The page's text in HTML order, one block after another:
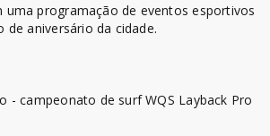
uma programação de eventos esportivos
de aniversário da cidade.
- campeonato de surf WQS Layback Pro